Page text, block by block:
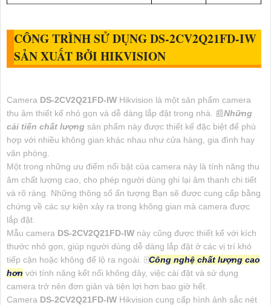
CÔNG TRÌNH SỬ DỤNGDS-2CV2Q21FD-IW
SẢN XUẤT BỞI HIKVISION
Camera DS-2CV2Q21FD-IW Hikvision là một sản phẩm camera
thu âm thiết kế nhỏ gọn và dễ dàng lắp đặt trong nhà. 📰Những
cải tiến chất lượng sản phẩm này được thiết kế đặc biệt để phù
hợp với nhiều không gian khác nhau như cửa hàng, gia đình hay
văn phòng.
Một trong những ưu điểm nổi bật của camera này là tính năng thu
âm chất lượng cao, cho phép người dùng ghi lại âm thanh chi tiết
và rõ ràng. Những thông số ấn tượng Bạn sẽ được cung cấp bằng
chứng về các sự kiện xảy ra trong không gian mà camera được
lắp đặt.
Mẫu camera DS-2CV2Q21FD-IW này cũng được thiết kế với kích
thước nhỏ gọn, giúp người dùng dễ dàng lắp đặt ở các vị trí khó
tiếp cận hoặc không để lộ ra ngoài. 🀄Công nghệ chất lượng cao
hơn với tính năng kết nối không dây, việc cài đặt và sử dụng
camera trở nên đơn giản và tiện lợi hơn bao giờ hết.
Camera DS-2CV2Q21FD-IW Hikvision cung cấp hình ảnh sắc nét